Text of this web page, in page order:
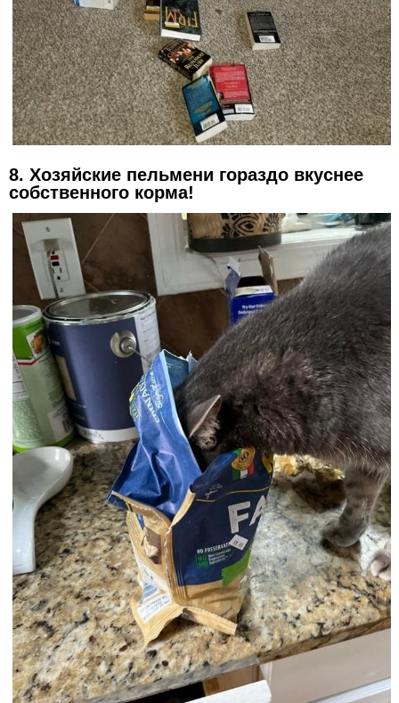
8. Хозяйские пельмени гораздо вкуснее
собственного корма!